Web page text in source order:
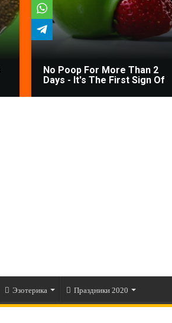
No Poop For More Than 2
Days - It's The First Sign Of
Эзотерика Праздники 2020